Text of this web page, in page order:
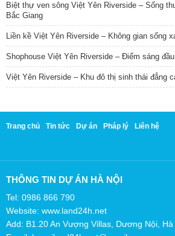
Biệt thự ven sông Việt Yên Riverside – Sống
Bắc Giang
Liền kề Việt Yên Riverside – Không gian sống
Shophouse Việt Yên Riverside – Điểm sáng
Việt Yên Riverside – Khu đô thị sinh thái đẳng
Trang chủ Tin tức Dự án Pháp lý Liên hệ
THÔNG TIN DỰ ÁN HÀ NỘI
Tel: 0986 866 790
Website: www.land24h.net
Add: B1.20 An Vượng Villas, Dương Nội,